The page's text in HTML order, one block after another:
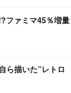
ファミマ45％増量
ら描いた”レトロ